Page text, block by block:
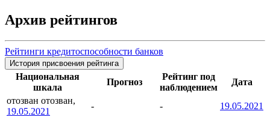
Архив рейтингов
Рейтинги кредитоспособности банков
История присвоения рейтинга
Национальная
шкала
Прогноз
Рейтинг под
наблюдением
Дата
отозван отозван,
19.05.2021
- -
19.05.2021